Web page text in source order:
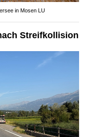
in Mosen LU
Streifkollision